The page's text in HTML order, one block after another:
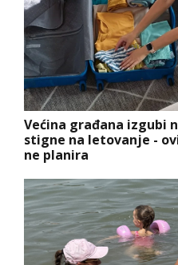
Većina građana izgubi
stigne na letovanje -
ne planira